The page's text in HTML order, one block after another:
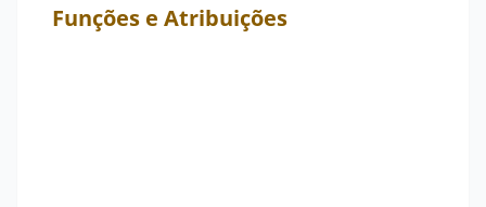
Funções e Atribuições